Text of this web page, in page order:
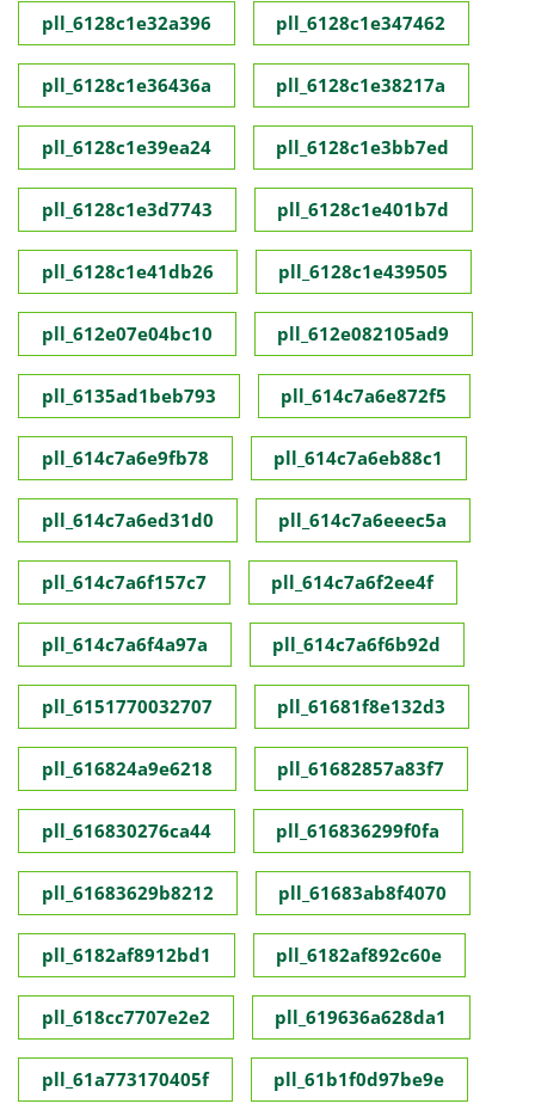
pll_6128c1e32a396 pll_6128c1e347462
pll_6128c1e36436a pll_6128c1e38217a
pll_6128c1e39ea24 pll_6128c1e3bb7ed
pll_6128c1e3d7743 pll_6128c1e401b7d
pll_6128c1e41db26 pll_6128c1e439505
pll_612e07e04bc10 pll_612e082105ad9
pll_6135ad1beb793 pll_614c7a6e872f5
pll_614c7a6e9fb78 pll_614c7a6eb88c1
pll_614c7a6ed31d0 pll_614c7a6eeec5a
pll_614c7a6f157c7 pll_614c7a6f2ee4f
pll_614c7a6f4a97a pll_614c7a6f6b92d
pll_6151770032707 pll_61681f8e132d3
pll_616824a9e6218 pll_61682857a83f7
pll_616830276ca44 pll_616836299f0fa
pll_61683629b8212 pll_61683ab8f4070
pll_6182af8912bd1 pll_6182af892c60e
pll_618cc7707e2e2 pll_619636a628da1
pll_61a773170405f pll_61b1f0d97be9e